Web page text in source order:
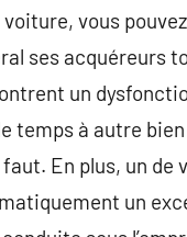
vous
ses acquéreurs
un
temps à autre
En plus, un de
un